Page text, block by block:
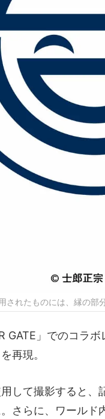
されたものには、縁の
GATE」でのコラ
再現。
して撮影すると
さらに、ワール